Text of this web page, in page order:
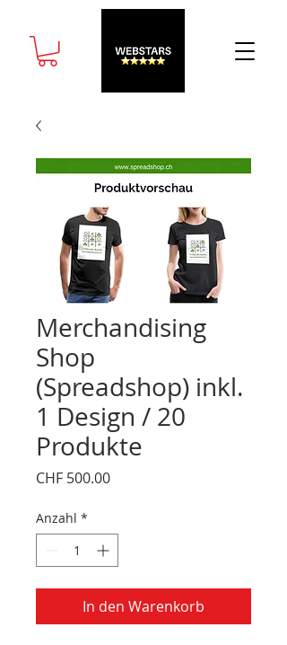
Merchandising
Shop
(Spreadshop) inkl.
1 Design / 20
Produkte
CHF 500.00Preis
Anzahl *
In den Warenkorb